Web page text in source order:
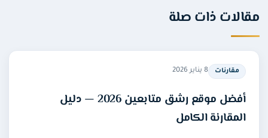
مقالات ذات صلة
مقارنات 8 يناير 2026
أفضل موقع رشق متابعين 2026 — دليل
المقارنة الكامل